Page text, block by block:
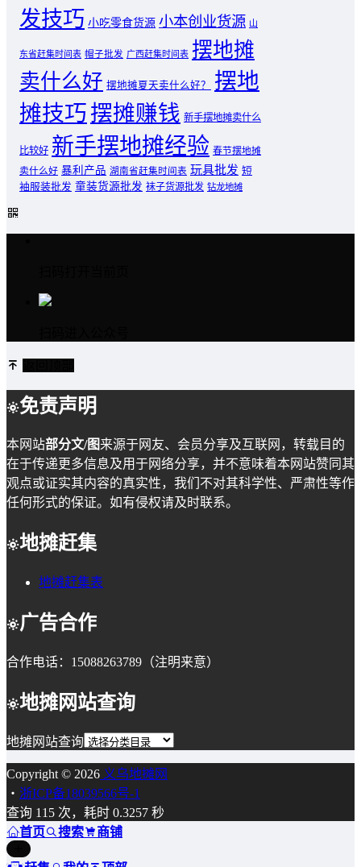
发技巧 小吃零食货源 小本创业货源 山
东省赶集时间表 帽子批发 广西赶集时间表 摆地摊
卖什么好 摆地摊夏天卖什么好？
摆地
摊技巧摆摊赚钱 新手摆地摊卖什么
比较好 新手摆地摊经验 春节摆地摊
卖什么好 暴利产品 湖南省赶集时间表 玩具批发 短
袖服装批发 童装货源批发 袜子货源批发 钻龙地摊
免责声明
本网站部分文/图来源于网友、会员分享及互联网，转载目的
在于传递更多信息及用于网络分享，并不意味着本网站赞同其
观点或证实其内容的真实性，我们不对其科学性、严肃性等作
任何形式的保证。如有侵权请及时联系。
地摊赶集
地摊赶集表
广告合作
合作电话：15088263789（注明来意）
地摊网站查询
地摊网站查询
Copyright © 2026 义乌地摊网
・ 浙ICP备18039566号-1
查询 115 次，耗时 0.3257 秒
首页
搜索 商铺